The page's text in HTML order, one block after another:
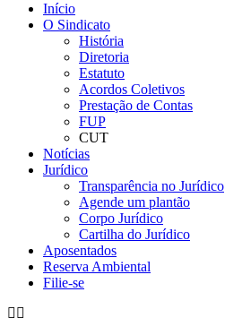
Início
O Sindicato
História
Diretoria
Estatuto
Acordos Coletivos
Prestação de Contas
FUP
CUT
Notícias
Jurídico
Transparência no Jurídico
Agende um plantão
Corpo Jurídico
Cartilha do Jurídico
Aposentados
Reserva Ambiental
Filie-se